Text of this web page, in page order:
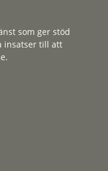
som ger stöd
insatser till att